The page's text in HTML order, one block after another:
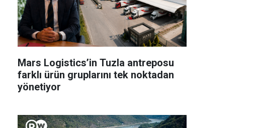
Mars Logistics’in Tuzla antreposu
farklı ürün gruplarını tek noktadan
yönetiyor